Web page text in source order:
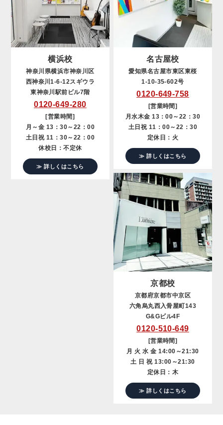
横浜校
神奈川県横浜市神奈川区
西神奈川1-6-12スギウラ
東神奈川駅前ビル7階
0120-649-280
[営業時間]
月～金 13：30～22：00
土日祝 11：30～22：00
休校日：不定休
≫ 詳しくはこちら
名古屋校
愛知県名古屋市東区東桜
1-10-35-602号
0120-649-758
[営業時間]
月水木金 13：00～22：30
土日祝 11：00～22：30
定休日：火
≫ 詳しくはこちら
京都校
京都府京都市中京区
六角烏丸西入骨屋町143
G&Gビル4F
0120-510-649
[営業時間]
月 火 水 金 14:00～21:30
土 日 祝 13:00～21:30
定休日：木
≫ 詳しくはこちら